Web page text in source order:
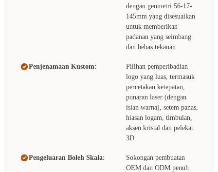
dengan geometri 56-17-
145mm yang disesuaikan
untuk memberikan
padanan yang seimbang
dan bebas tekanan.
Penjenamaan Kustom:
Pilihan pemperibadian
logo yang luas, termasuk
percetakan ketepatan,
punaran laser (dengan
isian warna), setem panas,
hiasan logam, timbulan,
aksen kristal dan pelekat
3D.
Pengeluaran Boleh Skala:
Sokongan pembuatan
OEM dan ODM penuh